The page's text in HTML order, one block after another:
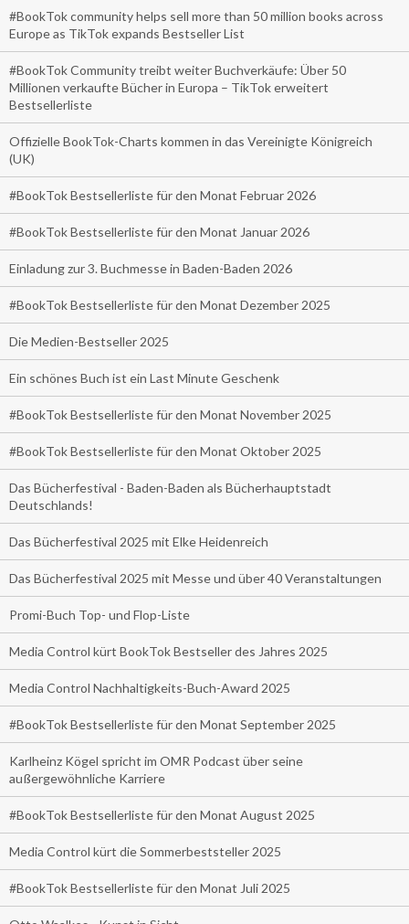
#BookTok community helps sell more than 50 million books across
Europe as TikTok expands Bestseller List
#BookTok Community treibt weiter Buchverkäufe: Über 50
Millionen verkaufte Bücher in Europa – TikTok erweitert
Bestsellerliste
Offizielle BookTok-Charts kommen in das Vereinigte Königreich
(UK)
#BookTok Bestsellerliste für den Monat Februar 2026
#BookTok Bestsellerliste für den Monat Januar 2026
Einladung zur 3. Buchmesse in Baden-Baden 2026
#BookTok Bestsellerliste für den Monat Dezember 2025
Die Medien-Bestseller 2025
Ein schönes Buch ist ein Last Minute Geschenk
#BookTok Bestsellerliste für den Monat November 2025
#BookTok Bestsellerliste für den Monat Oktober 2025
Das Bücherfestival - Baden-Baden als Bücherhauptstadt
Deutschlands!
Das Bücherfestival 2025 mit Elke Heidenreich
Das Bücherfestival 2025 mit Messe und über 40 Veranstaltungen
Promi-Buch Top- und Flop-Liste
Media Control kürt BookTok Bestseller des Jahres 2025
Media Control Nachhaltigkeits-Buch-Award 2025
#BookTok Bestsellerliste für den Monat September 2025
Karlheinz Kögel spricht im OMR Podcast über seine
außergewöhnliche Karriere
#BookTok Bestsellerliste für den Monat August 2025
Media Control kürt die Sommerbeststeller 2025
#BookTok Bestsellerliste für den Monat Juli 2025